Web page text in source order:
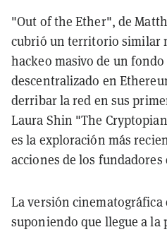
"Out of the Ether", de
cubrió un territorio similar
hackeo masivo de un
descentralizado en
derribar la red en sus
Laura Shin "The
es la exploración más
acciones de los fundadores
La versión cinematográfica
suponiendo que llegue a la